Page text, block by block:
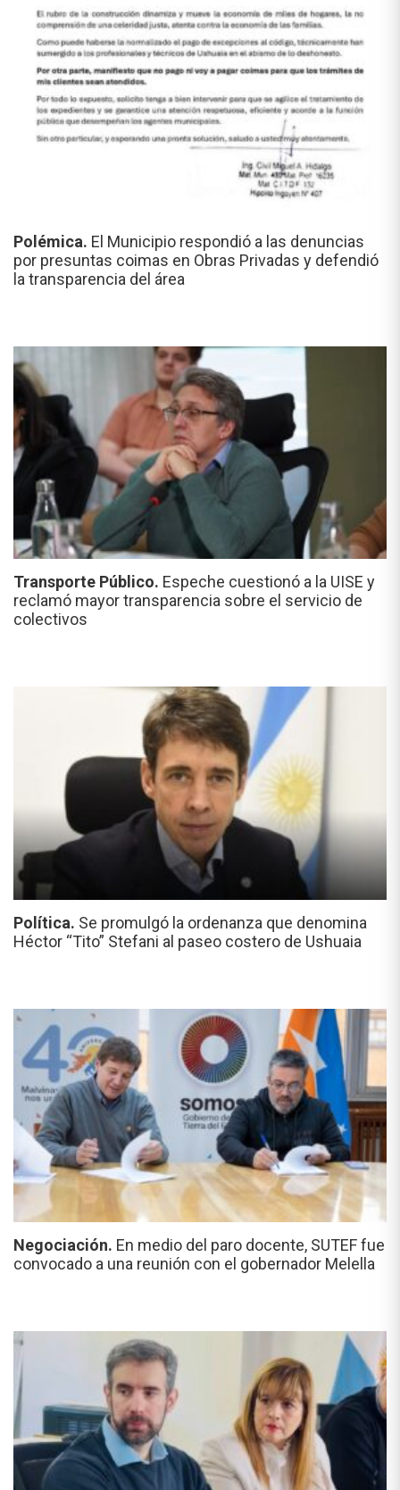
Polémica. El Municipio respondió a las denuncias
por presuntas coimas en Obras Privadas y defendió
la transparencia del área
Transporte Público. Espeche cuestionó a la UISE y
reclamó mayor transparencia sobre el servicio de
colectivos
Política. Se promulgó la ordenanza que denomina
Héctor “Tito” Stefani al paseo costero de Ushuaia
Negociación. En medio del paro docente, SUTEF fue
convocado a una reunión con el gobernador Melella